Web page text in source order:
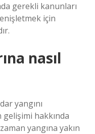
gerekli kanunları
için
nasıl
yangını
gelişimi hakkında
yangına yakın